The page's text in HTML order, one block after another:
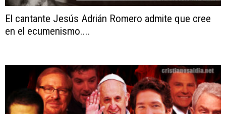
El cantante Jesús Adrián Romero admite que cree
en el ecumenismo....